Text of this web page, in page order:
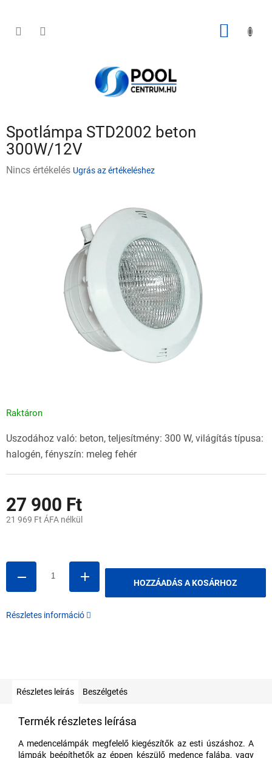
KOSÁR
Spotlámpa STD2002 beton
300W/12V
ANincs értékelés Ugrás az értékeléshez
27 900 Ft
21 969 Ft ÁFA nélkül
Raktáron
HOZZÁADÁS A KOSÁRHOZ
Uszodához való: beton, teljesítmény: 300 W, világítás típusa:
halogén, fényszín: meleg fehér
Részletes információ
Részletes leírás Beszélgetés
Termék részletes leírása
A medencelámpák megfelelő kiegészítők az esti úszáshoz. A
lámpák beépíthetők az éppen készülő medence falába, vagy